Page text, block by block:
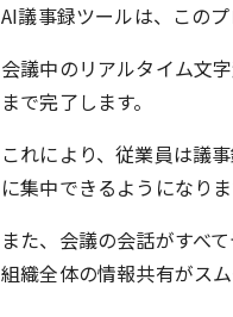
AI議事録ツールは、このプ
会議中のリアルタイム文
まで完了します。
これにより、従業員は議
に集中できるようになりま
また、会議の会話がすべ
組織全体の情報共有がス